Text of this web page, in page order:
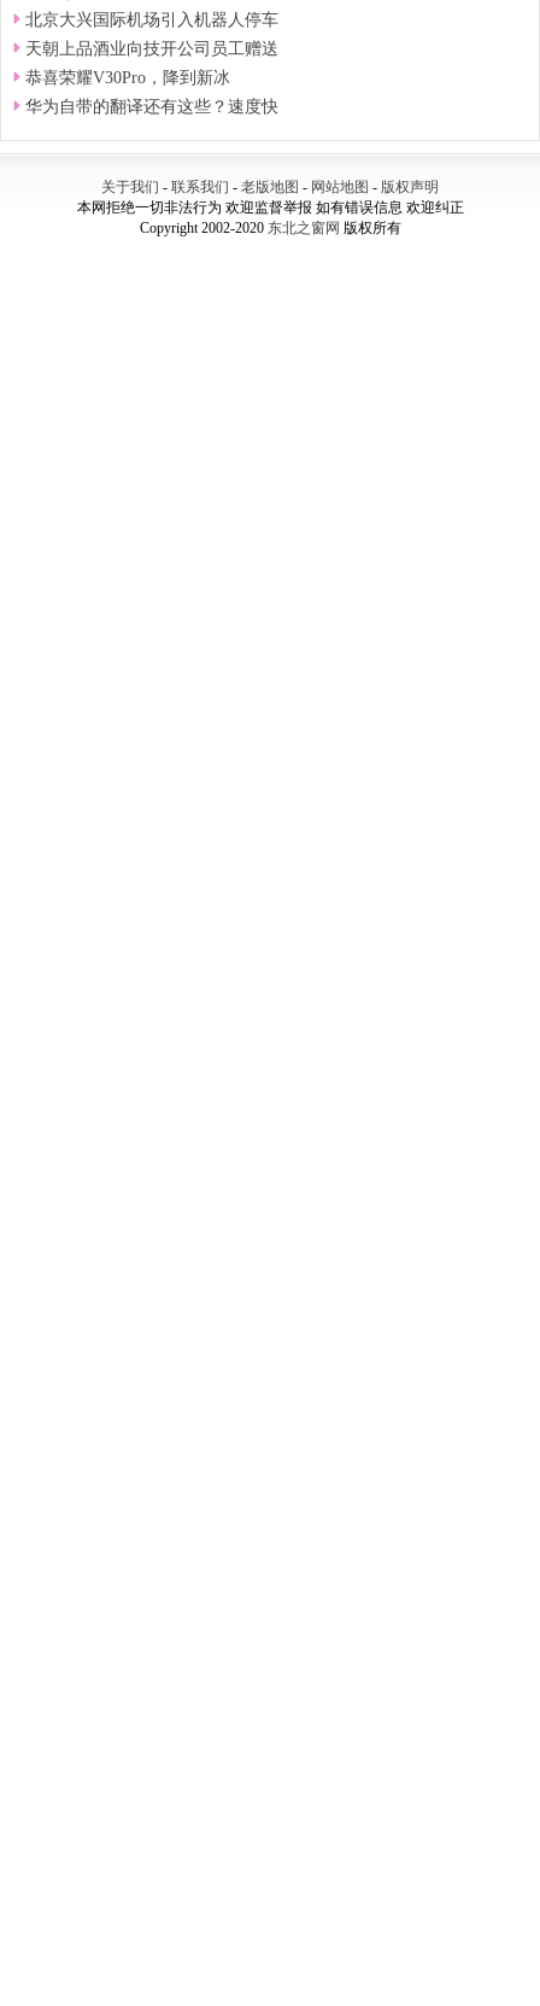
北京大兴国际机场引入机器人停车
天朝上品酒业向技开公司员工赠送
恭喜荣耀V30Pro，降到新冰
华为自带的翻译还有这些？速度快
关于我们 - 联系我们 - 老版地图 - 网站地图 - 版权声明
本网拒绝一切非法行为 欢迎监督举报 如有错误信息 欢迎纠正
Copyright 2002-2020 东北之窗网 版权所有